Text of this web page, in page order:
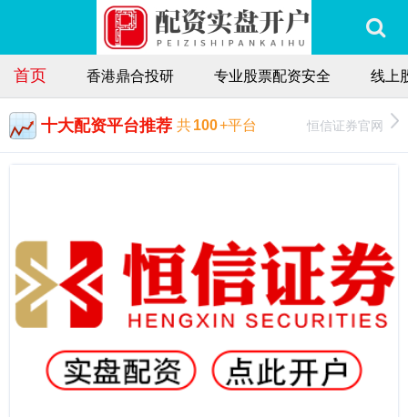
首页 香港鼎合投研 专业股票配资安全 线上
十大配资平台推荐 共100+平台 恒信证券官网